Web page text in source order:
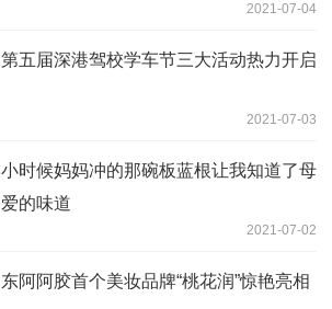
2021-07-04
第五届深港驾校学车节三大活动热力开启
2021-07-03
小时候妈妈冲的那碗板蓝根让我知道了母
爱的味道
2021-07-02
东阿阿胶首个美妆品牌“桃花润”惊艳亮相